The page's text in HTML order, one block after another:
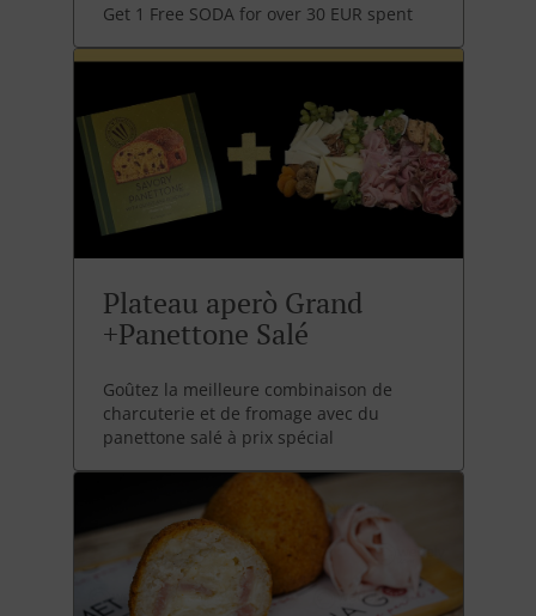
Get 1 Free SODA for over 30 EUR spent
Plateau aperò Grand
+Panettone Salé
Goûtez la meilleure combinaison de
charcuterie et de fromage avec du
panettone salé à prix spécial